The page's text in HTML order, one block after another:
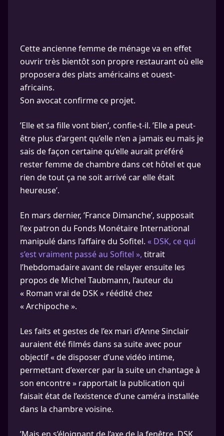
Cette ancienne femme de ménage va en effet
ouvrir très bientôt son propre restaurant où elle
proposera des plats américains et ouest-
africains.
Son avocat confirme ce projet.
’Elle et sa fille vont bien’, confie-t-il. ’Elle a peut-
être plus d’argent qu’elle n’en a jamais eu mais je
sais de façon certaine qu’elle aurait préféré
rester femme de chambre dans cet hôtel et que
rien de tout ça ne soit arrivé car elle était
heureuse’.
En mars dernier, ’France Dimanche’, supposait
l’ex patron du Fonds Monétaire International
manipulé dans l’affaire du Sofitel. « DSK, ce qui
s’est vraiment passé au Sofitel », titrait
l’hebdomadaire avant de relayer ensuite les
propos de Michel Taubmann, l’auteur du
« Roman vrai de DSK » réédité chez
« Archipoche ».
Les faits et gestes de l’ex mari d’Anne Sinclair
auraient été filmés dans sa suite avec pour
objectif « de disposer d’une vidéo intime,
permettant d’exercer par la suite un chantage à
son encontre » rapportait la publication qui
faisait état de l’existence d’une caméra installée
dans la chambre voisine.